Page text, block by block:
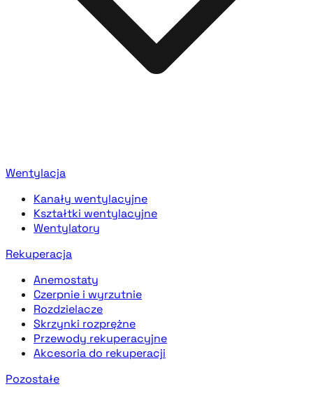
Wentylacja
Kanały wentylacyjne
Kształtki wentylacyjne
Wentylatory
Rekuperacja
Anemostaty
Czerpnie i wyrzutnie
Rozdzielacze
Skrzynki rozprężne
Przewody rekuperacyjne
Akcesoria do rekuperacji
Pozostałe